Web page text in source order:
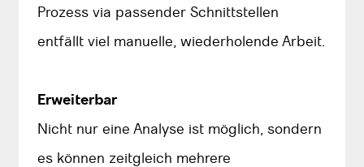
Prozess via passender Schnittstellen
entfällt viel manuelle, wiederholende Arbeit.
Erweiterbar
Nicht nur eine Analyse ist möglich, sondern
es können zeitgleich mehrere